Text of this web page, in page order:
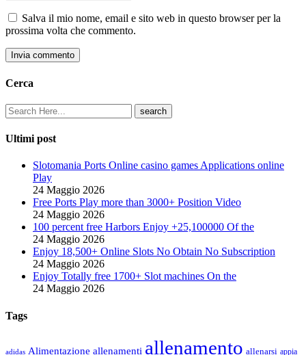
Salva il mio nome, email e sito web in questo browser per la
prossima volta che commento.
Invia commento
Cerca
Ultimi post
Slotomania Ports Online casino games Applications online
Play
24 Maggio 2026
Free Ports Play more than 3000+ Position Video
24 Maggio 2026
100 percent free Harbors Enjoy +25,100000 Of the
24 Maggio 2026
Enjoy 18,500+ Online Slots No Obtain No Subscription
24 Maggio 2026
Enjoy Totally free 1700+ Slot machines On the
24 Maggio 2026
Tags
adidas Alimentazione allenamenti allenamento allenarsi appia